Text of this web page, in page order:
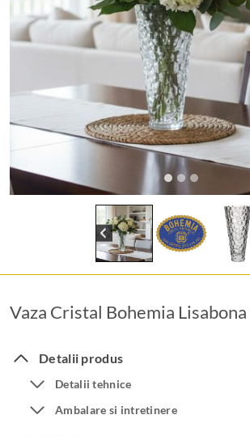
Vaza Cristal Bohemia
Detalii produs
Detalii tehnice
Ambalare si intretinere